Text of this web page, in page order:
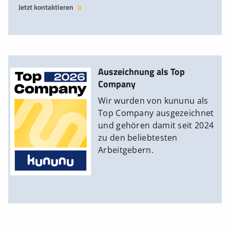
Jetzt kontaktieren
Auszeichnung als Top
Company
Wir wurden von kununu als
Top Company ausgezeichnet
und gehören damit seit 2024
zu den beliebtesten
Arbeitgebern.